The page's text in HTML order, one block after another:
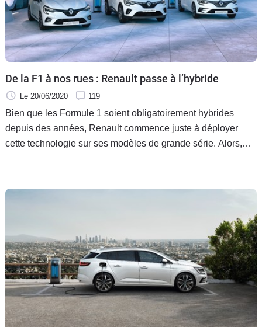
De la F1 à nos rues : Renault passe à l’hybride
Le 20/06/2020 119
Bien que les Formule 1 soient obligatoirement hybrides
depuis des années, Renault commence juste à déployer
cette technologie sur ses modèles de grande série. Alors,
expérience de motoriste en F1 pour faire entrer l’hybride
dans une Clio ?